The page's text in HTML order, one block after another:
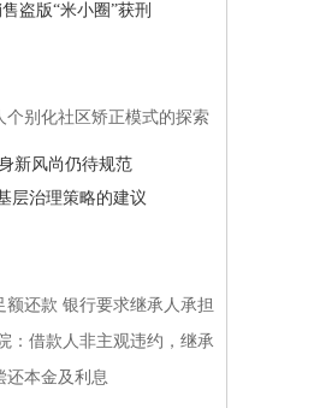
盗版“米小圈”获刑
个别化社区矫正模式的探索
新风尚仍待规范
层治理策略的建议
还款 银行要求继承人承担
：借款人非主观违约，继承
还本金及利息